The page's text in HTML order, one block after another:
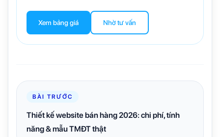
Xem bảng giá Nhờ tư vấn
BÀI TRƯỚC
Thiết kế website bán hàng 2026: chi phí, tính
năng & mẫu TMĐT thật